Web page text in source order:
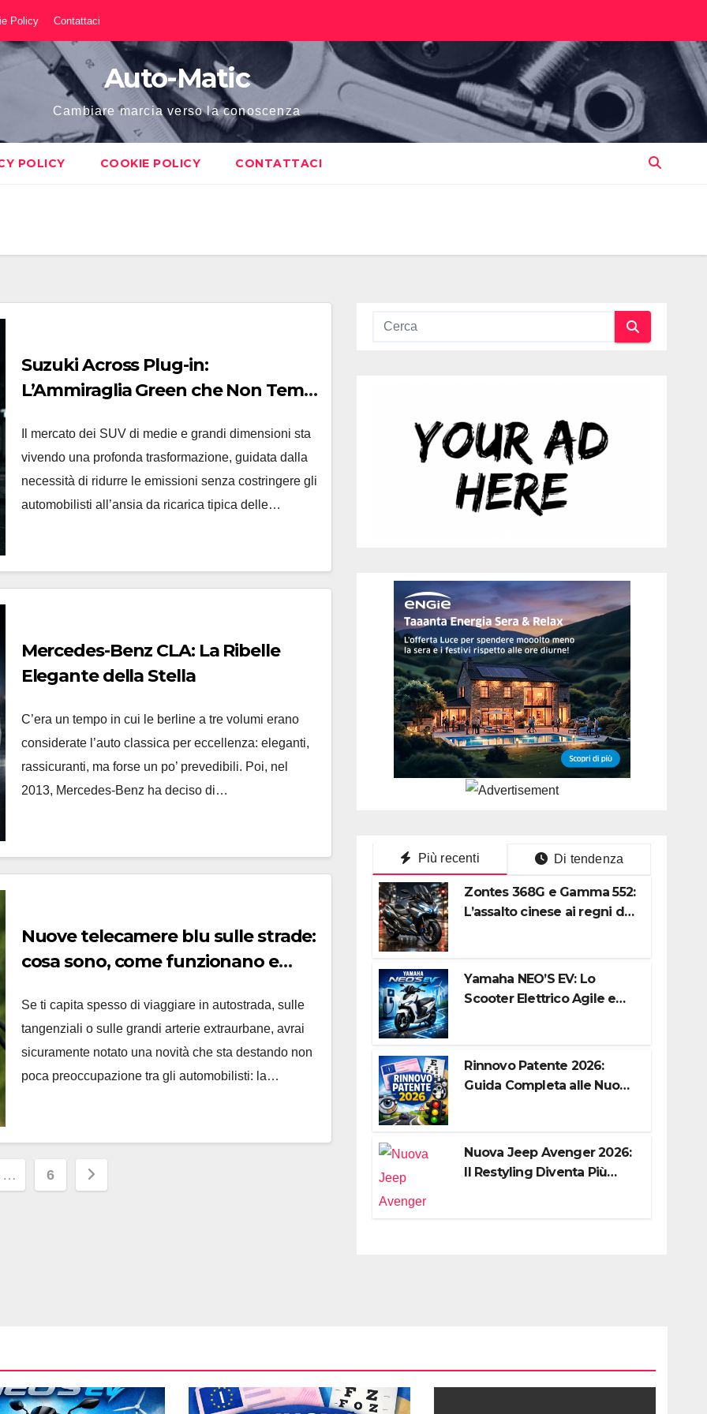
Policy Contattaci
Auto-Matic
Cambiare marcia verso la conoscenza
POLICY COOKIE POLICY CONTATTACI
Suzuki Across Plug-in:
L’Ammiraglia Green che Non Teme
Il mercato dei SUV di medie e grandi dimensioni sta
vivendo una profonda trasformazione, guidata dalla
necessità di ridurre le emissioni senza costringere gli
automobilisti all’ansia da ricarica tipica delle…
Mercedes-Benz CLA: La Ribelle
Elegante della Stella
C’era un tempo in cui le berline a tre volumi erano
considerate l’auto classica per eccellenza: eleganti,
rassicuranti, ma forse un po’ prevedibili. Poi, nel
2013, Mercedes-Benz ha deciso di…
Nuove telecamere blu sulle strade:
cosa sono, come funzionano e
Se ti capita spesso di viaggiare in autostrada, sulle
tangenziali o sulle grandi arterie extraurbane, avrai
sicuramente notato una novità che sta destando non
poca preoccupazione tra gli automobilisti: la…
… 6
Più recenti Di tendenza
Zontes 368G e Gamma 552:
L’assalto cinese ai regni di
Yamaha NEO’S EV: Lo
Scooter Elettrico Agile e
Rinnovo Patente 2026:
Guida Completa alle Nuove
Nuova Jeep Avenger 2026:
Il Restyling Diventa Più